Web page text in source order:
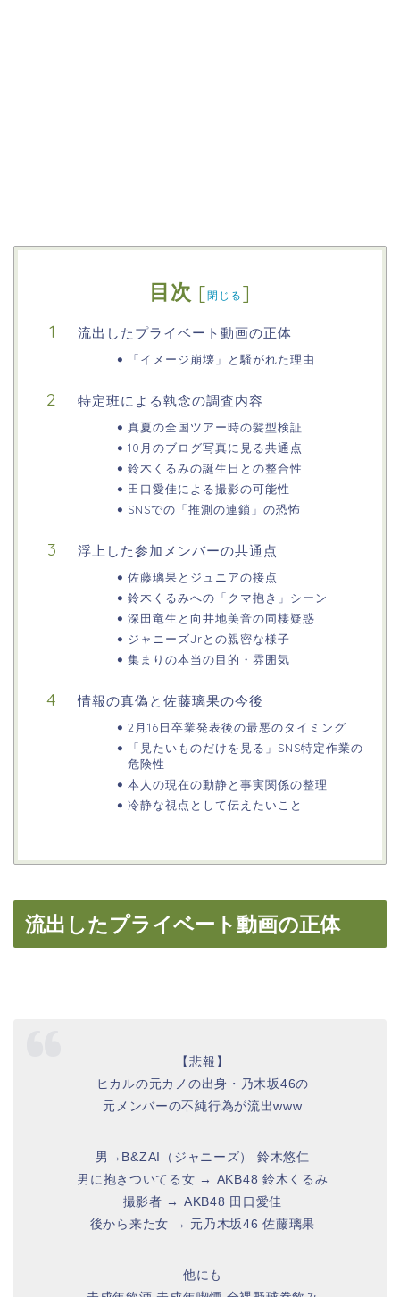
目次 [閉じる ]
流出したプライベート動画の正体
「イメージ崩壊」と騒がれた理由
特定班による執念の調査内容
真夏の全国ツアー時の髪型検証
10月のブログ写真に見る共通点
鈴木くるみの誕生日との整合性
田口愛佳による撮影の可能性
SNSでの「推測の連鎖」の恐怖
浮上した参加メンバーの共通点
佐藤璃果とジュニアの接点
鈴木くるみへの「クマ抱き」シーン
深田竜生と向井地美音の同棲疑惑
ジャニーズJrとの親密な様子
集まりの本当の目的・雰囲気
情報の真偽と佐藤璃果の今後
2月16日卒業発表後の最悪のタイミング
「見たいものだけを見る」SNS特定作業の
危険性
本人の現在の動静と事実関係の整理
冷静な視点として伝えたいこと
流出したプライベート動画の正体
【悲報】
ヒカルの元カノの出身・乃木坂46の
元メンバーの不純行為が流出www
男→B&ZAI（ジャニーズ） 鈴木悠仁
男に抱きついてる女 → AKB48 鈴木くるみ
撮影者 → AKB48 田口愛佳
後から来た女 → 元乃木坂46 佐藤璃果
他にも